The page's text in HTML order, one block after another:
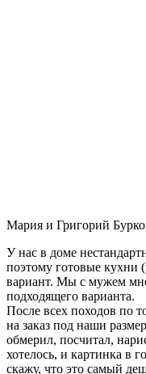
Мария и Григорий
У нас в доме
поэтому готовые кухни
вариант. Мы с мужем
подходящего варианта.
После всех походов по
на заказ под наши
обмерил, посчитал,
хотелось, и картинка в
скажу, что это самый